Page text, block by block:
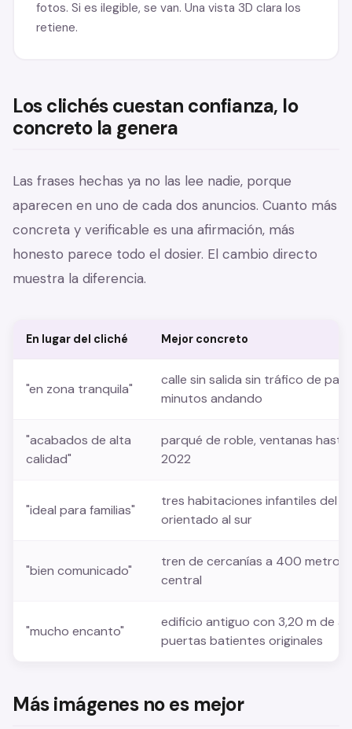
fotos. Si es ilegible, se van. Una vista 3D clara los
retiene.
Los clichés cuestan confianza, lo
concreto la genera
Las frases hechas ya no las lee nadie, porque
aparecen en uno de cada dos anuncios. Cuanto más
concreta y verificable es una afirmación, más
honesto parece todo el dosier. El cambio directo
muestra la diferencia.
En lugar del cliché Mejor concreto
"en zona tranquila"
calle sin salida sin tráfico de
minutos andando
"acabados de alta
calidad"
parqué de roble, ventanas
2022
"ideal para familias"
tres habitaciones infantiles del
orientado al sur
"bien comunicado"
tren de cercanías a 400
central
"mucho encanto"
edificio antiguo con 3,20 m de
puertas batientes originales
Más imágenes no es mejor